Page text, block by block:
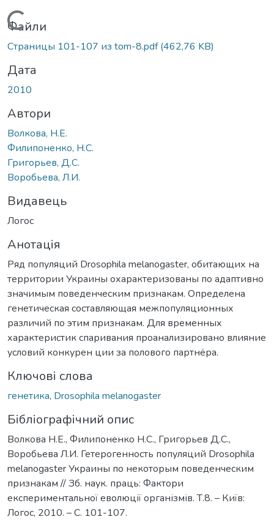
Вантажиться...
Файли
Страницы 101-107 из tom-8.pdf(462,76 KB)
Дата
2010
Автори
Волкова, Н.Е.
Филипоненко, Н.С.
Григорьев, Д.С.
Воробьева, Л.И.
Видавець
Логос
Анотація
Ряд популяций Drosophila melanogaster, обитающих на
территории Украины охарактеризованы по адаптивно
значимым поведенческим признакам. Определена
генетическая составляющая межпопуляционных
различий по этим признакам. Для временных
характеристик спаривания проанализировано влияние
условий конкурен ции за полового партнёра.
Ключові слова
генетика, Drosophila melanogaster
Бібліографічний опис
Волкова Н.Е., Филипоненко Н.С., Григорьев Д.С.,
Воробьева Л.И. Гетерогенность популяций Drosophila
melanogaster Украины по некоторым поведенческим
признакам // Зб. наук. праць: Фактори
експериментальної еволюції організмів. Т.8. – Київ:
Логос, 2010. – С. 101-107.